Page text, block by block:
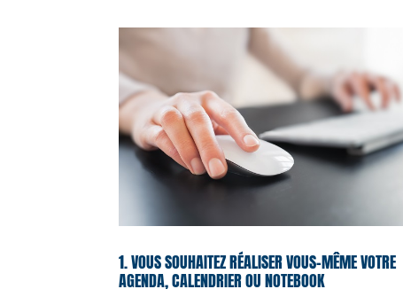
1. VOUS SOUHAITEZ RÉALISER VOUS-MÊME VOTRE
AGENDA, CALENDRIER OU NOTEBOOK